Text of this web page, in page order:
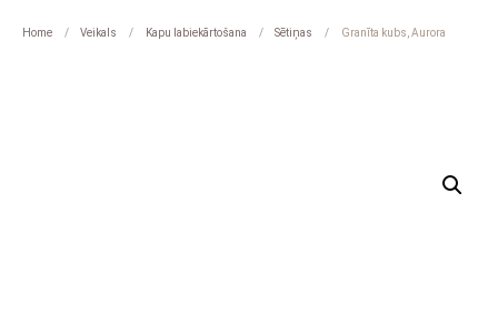
Home Veikals Kapu labiekārtošana Sētiņas Granīta kubs, Aurora